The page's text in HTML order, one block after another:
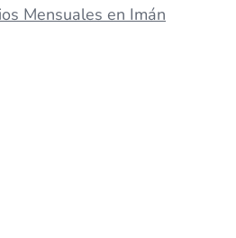
Mensuales en Imán